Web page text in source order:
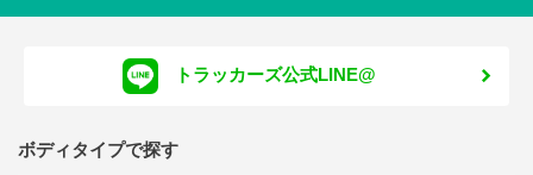
トラッカーズ公式LINE@
ボディタイプで探す